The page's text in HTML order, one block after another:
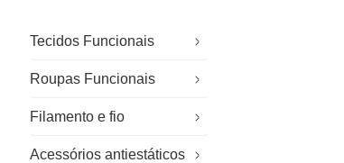
Tecidos Funcionais
Tecidos Especiais
Tecido sustentável
Tecido para exterior
Roupas Funcionais
Vestuário de trabalho especializado
Vestuário para salas limpas
Filamento e fio
Fio retardante de chamas
Acessórios antiestáticos